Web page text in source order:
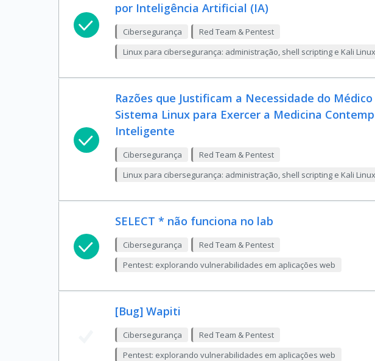
por Inteligência Artificial (IA)
Cibersegurança
Red Team & Pentest
Linux para cibersegurança: administração, shell scripting e Kali Linux
Razões que Justificam a Necessidade do
Sistema Linux para Exercer a Medicina
Inteligente
Cibersegurança
Red Team & Pentest
Linux para cibersegurança: administração, shell scripting e Kali Linux
SELECT * não funciona no lab
Cibersegurança
Red Team & Pentest
Pentest: explorando vulnerabilidades em aplicações web
[Bug] Wapiti
Cibersegurança
Red Team & Pentest
Pentest: explorando vulnerabilidades em aplicações web